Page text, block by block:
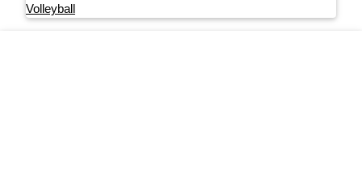
Volleyball